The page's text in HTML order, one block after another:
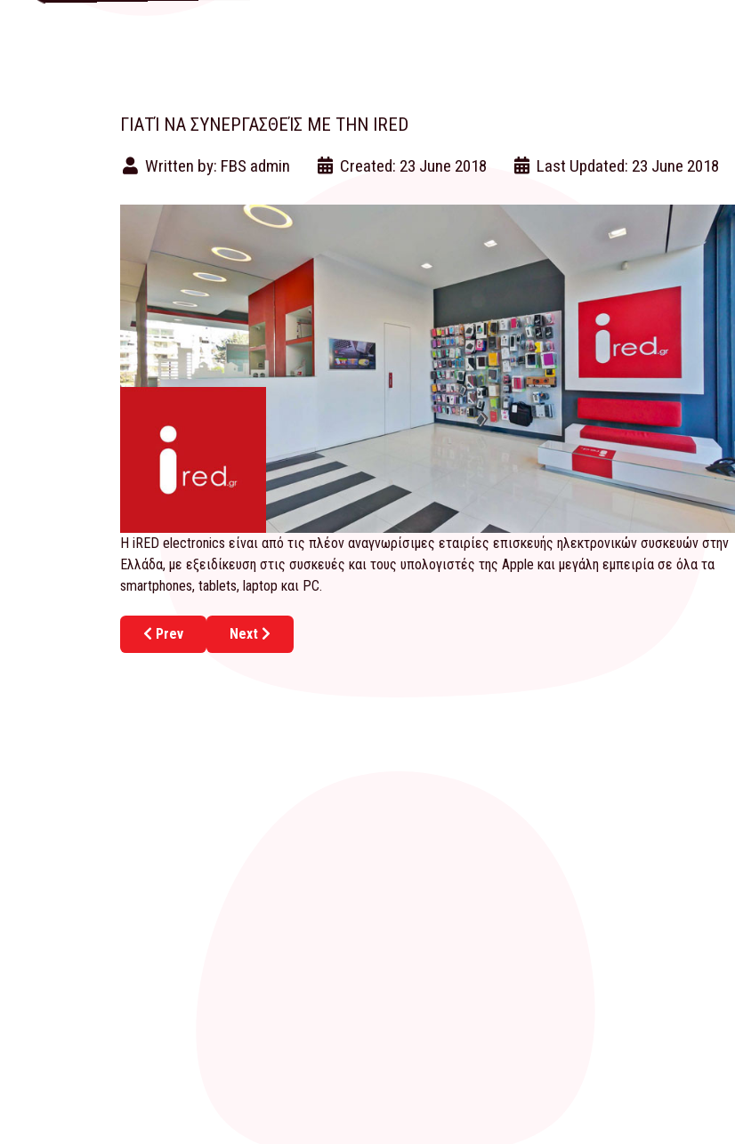
ΓΙΑΤΊ ΝΑ ΣΥΝΕΡΓΑΣΘΕΊΣ ΜΕ ΤΗΝ IRED
Written by: FBS admin Created: 23 June 2018 Last Updated: 23 June 2018
Η iRED electronics είναι από τις πλέον αναγνωρίσιμες εταιρίες επισκευής ηλεκτρονικών συσκευών στην
Ελλάδα, με εξειδίκευση στις συσκευές και τους υπολογιστές της Apple και μεγάλη εμπειρία σε όλα τα
smartphones, tablets, laptop και PC.
Previous article: Η Best For… είναι μία σύγχρονη ευρωπαϊκή εταιρία
Prev Next article: Γιατί να συνεργασθείς με την Curves
Next